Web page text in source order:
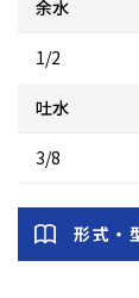
余水
1/2
吐水
3/8
形式・